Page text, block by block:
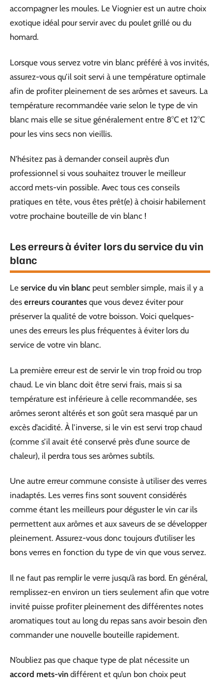
accompagner les moules. Le Viognier est un autre choix
exotique idéal pour servir avec du poulet grillé ou du
homard.
Lorsque vous servez votre vin blanc préféré à vos invités,
assurez-vous qu’il soit servi à une température optimale
afin de profiter pleinement de ses arômes et saveurs. La
température recommandée varie selon le type de vin
blanc mais elle se situe généralement entre 8°C et 12°C
pour les vins secs non vieillis.
N’hésitez pas à demander conseil auprès d’un
professionnel si vous souhaitez trouver le meilleur
accord mets-vin possible. Avec tous ces conseils
pratiques en tête, vous êtes prêt(e) à choisir habilement
votre prochaine bouteille de vin blanc !
Les erreurs à éviter lors du service du vin
blanc
Le service du vin blanc peut sembler simple, mais il y a
des erreurs courantes que vous devez éviter pour
préserver la qualité de votre boisson. Voici quelques-
unes des erreurs les plus fréquentes à éviter lors du
service de votre vin blanc.
La première erreur est de servir le vin trop froid ou trop
chaud. Le vin blanc doit être servi frais, mais si sa
température est inférieure à celle recommandée, ses
arômes seront altérés et son goût sera masqué par un
excès d’acidité. À l’inverse, si le vin est servi trop chaud
(comme s’il avait été conservé près d’une source de
chaleur), il perdra tous ses arômes subtils.
Une autre erreur commune consiste à utiliser des verres
inadaptés. Les verres fins sont souvent considérés
comme étant les meilleurs pour déguster le vin car ils
permettent aux arômes et aux saveurs de se développer
pleinement. Assurez-vous donc toujours d’utiliser les
bons verres en fonction du type de vin que vous servez.
Il ne faut pas remplir le verre jusqu’à ras bord. En général,
remplissez-en environ un tiers seulement afin que votre
invité puisse profiter pleinement des différentes notes
aromatiques tout au long du repas sans avoir besoin d’en
commander une nouvelle bouteille rapidement.
N’oubliez pas que chaque type de plat nécessite un
accord mets-vin différent et qu’un bon choix peut